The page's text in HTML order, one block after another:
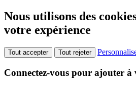
Nous utilisons des
votre expérience
Tout accepter Tout rejeter
Connectez-vous pour ajouter à